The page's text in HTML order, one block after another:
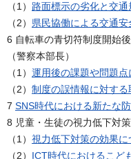
（1） 路面標示の劣化と交
（2） 県民協働による交通
6 自転車の青切符制度開始
（警察本部長）
（1） 運用後の課題や問題点
（2） 制度の誤情報に対する
7 SNS時代における新たな
8 児童・生徒の視力低下対
（1） 視力低下対策の効果に
（2） ICT時代におけるこど